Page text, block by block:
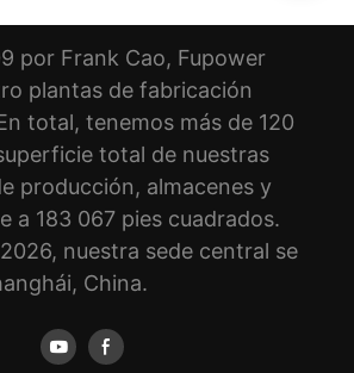
por Frank Cao, Fupower
plantas de fabricación
total, tenemos más de 120
total de nuestras
producción, almacenes y
a 183 067 pies cuadrados.
nuestra sede central se
China.